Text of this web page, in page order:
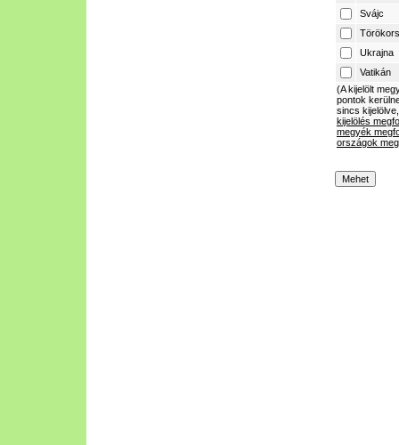
Svájc
Ukrajna
Vatikán
(A kijelölt
pontok
sincs
kijelölés
megyék
országok